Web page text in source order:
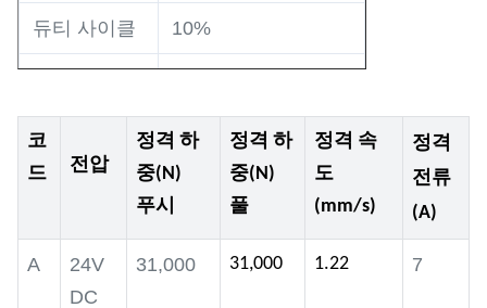
듀티 사이클 10%
리미트 스위
치
내장형
기어 모터 (브러시
드)
연속 전류
코
드
전압
정격 하
중(N)
푸시
정격 하
중(N)
풀
정격 속
도
(mm/s)
정격
전류
(A)
A
24V
DC
31,000 31,000 1.22 7